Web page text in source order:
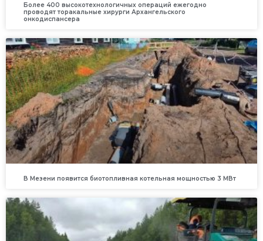
Более 400 высокотехнологичных операций ежегодно
проводят торакальные хирурги Архангельского
онкодиспансера
В Мезени появится биотопливная котельная мощностью 3 МВт